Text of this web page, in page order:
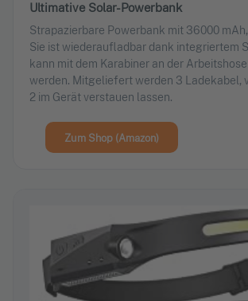
Ultimative Solar-Powerbank
Strapazierbare Powerbank mit 36000
Sie ist wiederaufladbar dank integriertem
kann mit dem Karabiner an der
werden. Mitgeliefert werden 3 Ladekabel,
2 im Gerät verstauen lassen.
Zum Shop (Amazon)